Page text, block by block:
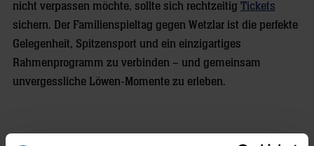
nicht verpassen möchte, sollte sich rechtzeitig Tickets
sichern. Der Familienspieltag gegen Wetzlar ist die perfekte
Gelegenheit, Spitzensport und ein einzigartiges
Rahmenprogramm zu verbinden – und gemeinsam
unvergessliche Löwen-Momente zu erleben.